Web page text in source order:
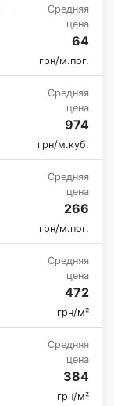
Средняя
цена
64
грн/м.пог.
Средняя
цена
974
грн/м.куб.
Средняя
цена
266
грн/м.пог.
Средняя
цена
472
грн/м²
Средняя
цена
384
грн/м²